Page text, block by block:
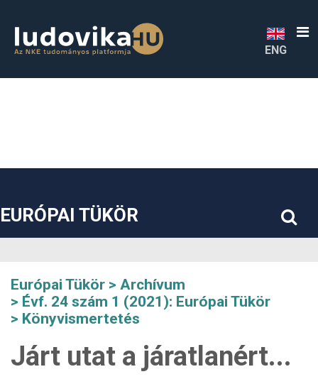
##plugins.themes.bootstrap3.accessible_menu.sidebar##
ENG
EURÓPAI TÜKÖR
Európai Tükör
Archívum
Évf. 24 szám 1 (2021): Európai Tükör
Könyvismertetés
Járt utat a járatlanért...